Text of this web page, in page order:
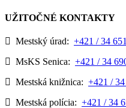
UŽITOČNÉ KONTAKTY
Mestský úrad: +421 / 34
MsKS Senica: +421 / 34
Mestská knižnica: +421 /
Mestská polícia: +421 / 34